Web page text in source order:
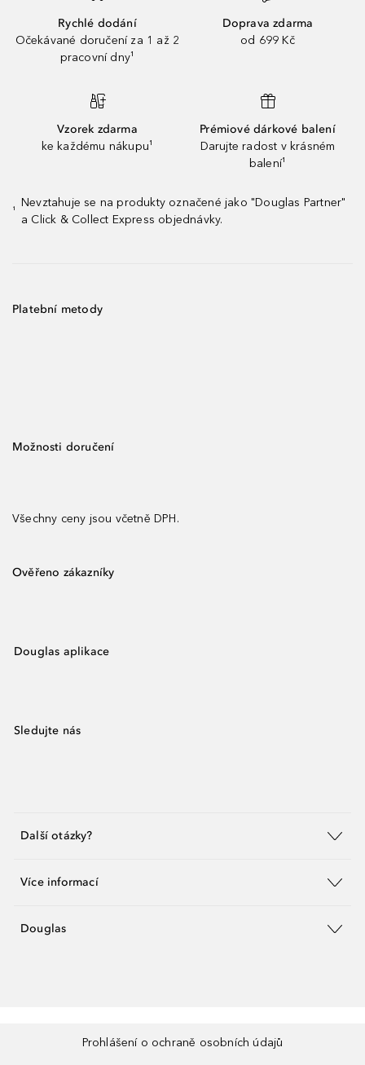
Rychlé dodání
Očekávané doručení za 1 až 2
pracovní dny¹
Doprava zdarma
od 699 Kč
Vzorek zdarma
ke každému nákupu¹
Prémiové dárkové balení
Darujte radost v krásném
balení¹
¹
Nevztahuje se na produkty označené jako "Douglas Partner"
a Click & Collect Express objednávky.
Platební metody
Možnosti doručení
Všechny ceny jsou včetně DPH.
Ověřeno zákazníky
Douglas aplikace
Sledujte nás
Další otázky?
Více informací
Douglas
Prohlášení o ochraně osobních údajů